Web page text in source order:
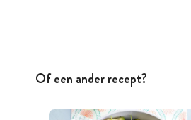
Of een ander recept?